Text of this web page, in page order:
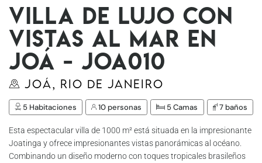
Villa de lujo con
vistas al mar en
Joá - Joa010
Joá, Rio de Janeiro
5 Habitaciones 10 personas 5 Camas 7 baños
Esta espectacular villa de 1000 m² está situada en la impresionante
Joatinga y ofrece impresionantes vistas panorámicas al océano.
Combinando un diseño moderno con toques tropicales brasileños